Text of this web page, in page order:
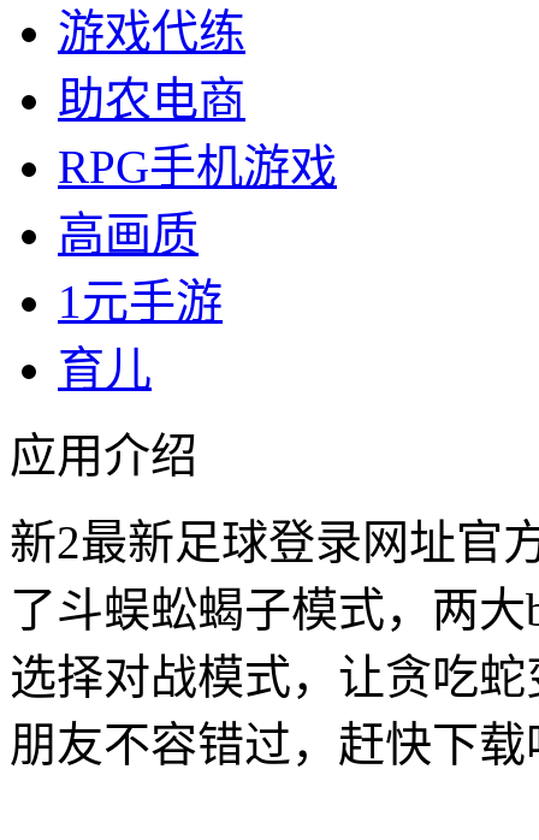
游戏代练
助农电商
RPG手机游戏
高画质
1元手游
育儿
应用介绍
新2最新足球登录网址官
了斗蜈蚣蝎子模式，两
选择对战模式，让贪吃
朋友不容错过，赶快下载